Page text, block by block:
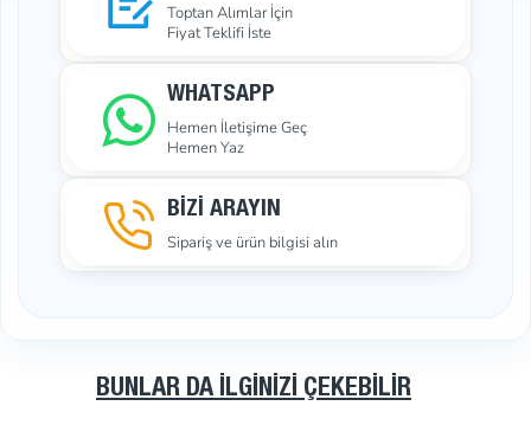
Toptan Alımlar İçin
Fiyat Teklifi İste
WHATSAPP
Hemen İletişime Geç
Hemen Yaz
BİZİ ARAYIN
Sipariş ve ürün bilgisi alın
BUNLAR DA İLGINIZI ÇEKEBILIR